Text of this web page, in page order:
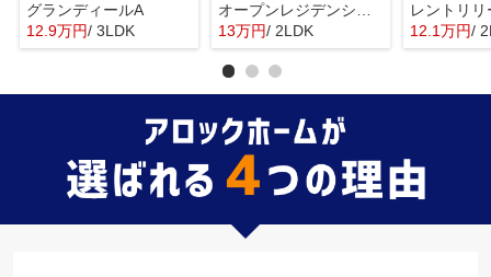
グランディールA
12.9万円/ 3LDK
13万円/ 2LDK
レントリ
12.1万円/